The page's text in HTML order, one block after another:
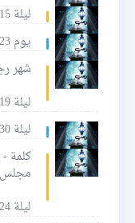
ليلة 15 رجب 1429 هجرية
يوم 23 رجب 1433 هجرية
شهر
ليلة 19 رجب 1428 هجرية
ليلة 30 رجب 1433 هجرية
مجلس
ليلة 24 رجب 1433 هجرية